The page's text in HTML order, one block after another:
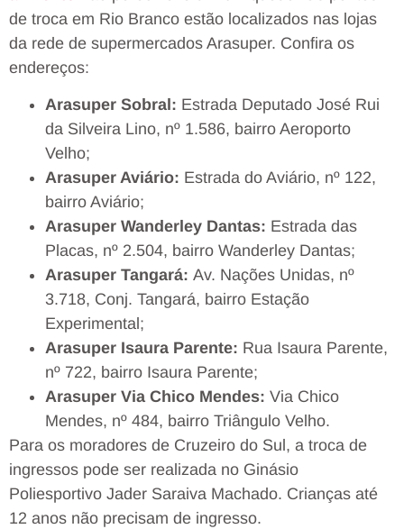
de troca em Rio Branco estão localizados nas lojas
da rede de supermercados Arasuper. Confira os
endereços:
Arasuper Sobral: Estrada Deputado José Rui
da Silveira Lino, nº 1.586, bairro Aeroporto
Velho;
Arasuper Aviário: Estrada do Aviário, nº 122,
bairro Aviário;
Arasuper Wanderley Dantas: Estrada das
Placas, nº 2.504, bairro Wanderley Dantas;
Arasuper Tangará: Av. Nações Unidas, nº
3.718, Conj. Tangará, bairro Estação
Experimental;
Arasuper Isaura Parente: Rua Isaura Parente,
nº 722, bairro Isaura Parente;
Arasuper Via Chico Mendes: Via Chico
Mendes, nº 484, bairro Triângulo Velho.
Para os moradores de Cruzeiro do Sul, a troca de
ingressos pode ser realizada no Ginásio
Poliesportivo Jader Saraiva Machado. Crianças até
12 anos não precisam de ingresso.